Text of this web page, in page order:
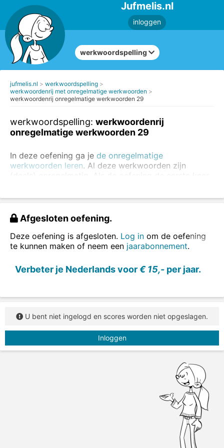
Jufmelis.nl
inloggen
werkwoordspelling
jufmelis.nl
werkwoordspelling
werkwoordenrij met onregelmatige werkwoorden
werkwoordenrij onregelmatige werkwoorden 29
werkwoordspelling: werkwoordenrij
onregelmatige werkwoorden 29
In deze oefening ga je de onregelmatige
werkwoorden leren. Al deze werkwoorden zijn
(deels) onregelmatig. Als de oefening de eerste keer
maken.
Oefen altijd eerst de regelmatige werkwoorden
kuntde regelmatige en onregelmatige werkwoorden
ook in zinnen oefenen.
Vul de juiste vorm van het werkwoord in.
Afgesloten oefening.
Deze oefening is afgesloten. Log in om de oefening
te kunnen maken of neem een jaarabonnement.
Verbeter je Nederlands voor€ 15,- per jaar.
U bent niet ingelogd en scores worden niet opgeslagen.
Inloggen